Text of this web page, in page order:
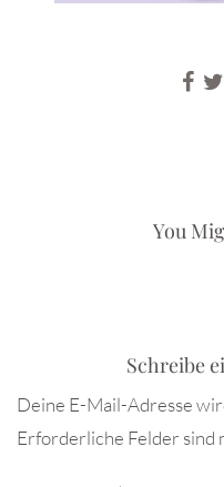
You
Schreibe
Deine E-Mail-Adresse
Erforderliche Felder sind